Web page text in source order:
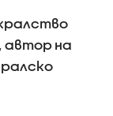
автор на